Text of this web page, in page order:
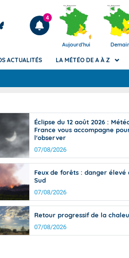
Articles
4
Aujourd'hui
de
Phénomènes dangereux de
Avertissement pluies
des communes (Apic)
Bulletins Marine
Bulletins d'estimation du
d'avalanche
Météo des forêts
Vigicrues
ACTUALITÉS LA MÉTÉO DE A À Z
Éclipse du 12 août 2026 :
France vous accompagne
l'observer
07/08/2026
Feux de forêts : danger élevé
Sud
07/08/2026
Retour progressif de la
07/08/2026